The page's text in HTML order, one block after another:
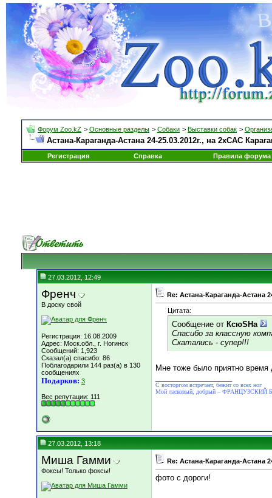
Форум Zoo.kZ > Основные разделы > Собаки > Выставки собак >
Астана-Караганда-Астана 24-25.03.2012г., на 2хСАС
Регистрация Справка Правила форума
27.03.2012, 12:49
Френч
В доску свой
Регистрация: 16.08.2009
Адрес: Моск.обл., г. Ногинск
Сообщений: 1,923
Сказал(а) спасибо: 86
Поблагодарили 144 раз(а) в 130
сообщениях
Подарков: 3
Вес репутации: 111
Re: Астана-Караганда-Астана
Цитата:
Сообщение от КсюSHа
Спасибо за классную
Скатались - супер!!!
Мне тоже было приятно время
С восторгом встречает, бежит со всех ног
Мой ласковый, добрый – ФРАНЦУЗСКИЙ
27.03.2012, 13:18
Миша Гамми
Фоксы! Только фоксы!
Re: Астана-Караганда-Астана
фото с дороги!